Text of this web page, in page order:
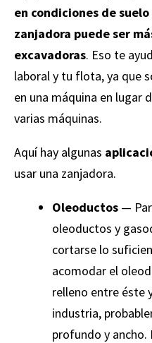
en condiciones de
zanjadora puede ser
excavadoras. Eso te
laboral y tu flota, ya que
en una máquina en lugar
varias máquinas.
Aquí hay algunas
usar una zanjadora.
Oleoductos —
oleoductos y
cortarse lo
acomodar el
relleno entre éste
industria,
profundo y ancho.